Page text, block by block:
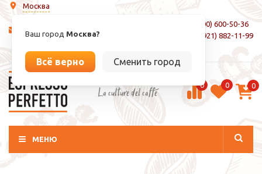
Москва
Ваш город Москва?
Всё верно Сменить город
info@espressoperfetto.ru
8 (800) 600-50-36
+7 (921) 882-11-99
La culture del caffé 0 0 0
МЕНЮ